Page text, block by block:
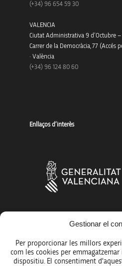
Gestionar el
Per proporcionar les millors
com les cookies per
dispositiu. El consentiment
(+34) 96 654 59 30
VALENCIA
Ciutat Administrativa 9 d’Octubre –
Carrer de la Democràcia, 77 (Accés
· València
(+34) 96 124 80 60
Enllaços d’interès
Més organismes de suport